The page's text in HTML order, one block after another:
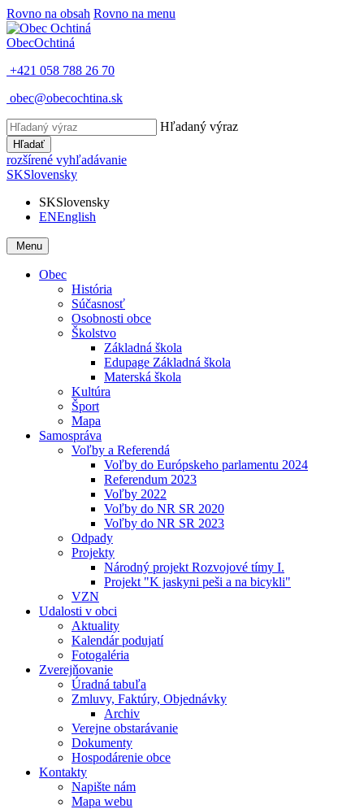
Rovno na obsah Rovno na menu
ObecOchtiná
+421 058 788 26 70
obec@obecochtina.sk
Hľadaný výraz
Hľadať
rozšírené vyhľadávanie
SKSlovensky
SKSlovensky
ENEnglish
Menu
Obec
História
Súčasnosť
Osobnosti obce
Školstvo
Základná škola
Edupage Základná škola
Materská škola
Kultúra
Šport
Mapa
Samospráva
Voľby a Referendá
Voľby do Európskeho parlamentu 2024
Referendum 2023
Voľby 2022
Voľby do NR SR 2020
Voľby do NR SR 2023
Odpady
Projekty
Národný projekt Rozvojové tímy I.
Projekt "K jaskyni peši a na bicykli"
VZN
Udalosti v obci
Aktuality
Kalendár podujatí
Fotogaléria
Zverejňovanie
Úradná tabuľa
Zmluvy, Faktúry, Objednávky
Archiv
Verejne obstarávanie
Dokumenty
Hospodárenie obce
Kontakty
Napište nám
Mapa webu